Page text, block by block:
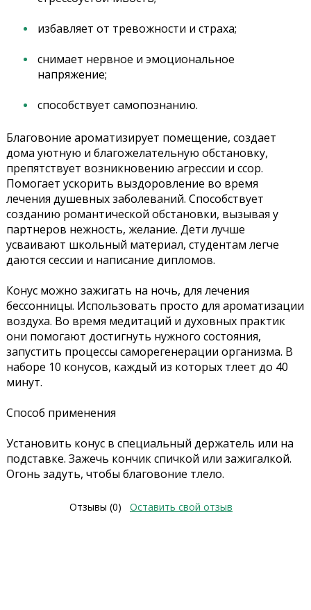
избавляет от тревожности и страха;
снимает нервное и эмоциональное
напряжение;
способствует самопознанию.
Благовоние ароматизирует помещение, создает
дома уютную и благожелательную обстановку,
препятствует возникновению агрессии и ссор.
Помогает ускорить выздоровление во время
лечения душевных заболеваний. Способствует
созданию романтической обстановки, вызывая у
партнеров нежность, желание. Дети лучше
усваивают школьный материал, студентам легче
даются сессии и написание дипломов.
Конус можно зажигать на ночь, для лечения
бессонницы. Использовать просто для ароматизации
воздуха. Во время медитаций и духовных практик
они помогают достигнуть нужного состояния,
запустить процессы саморегенерации организма. В
наборе 10 конусов, каждый из которых тлеет до 40
минут.
Способ применения
Установить конус в специальный держатель или на
подставке. Зажечь кончик спичкой или зажигалкой.
Огонь задуть, чтобы благовоние тлело.
Отзывы (0) Оставить свой отзыв